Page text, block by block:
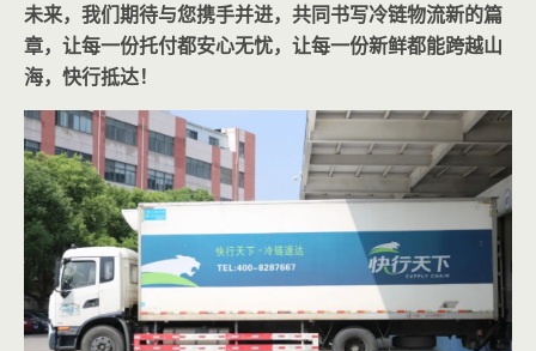
未来，我们期待与您携手并进，共同书写冷链物流新的篇
章，让每一份托付都安心无忧，让每一份新鲜都能跨越山
海，快行抵达！